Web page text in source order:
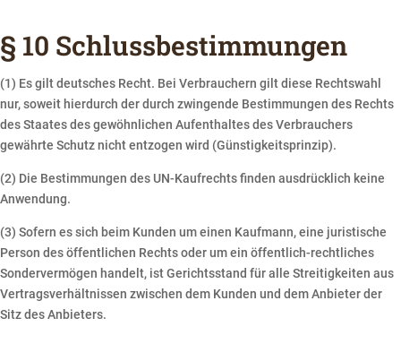
§ 10 Schlussbestimmungen
(1) Es gilt deutsches Recht. Bei Verbrauchern gilt diese Rechtswahl
nur, soweit hierdurch der durch zwingende Bestimmungen des Rechts
des Staates des gewöhnlichen Aufenthaltes des Verbrauchers
gewährte Schutz nicht entzogen wird (Günstigkeitsprinzip).
(2) Die Bestimmungen des UN-Kaufrechts finden ausdrücklich keine
Anwendung.
(3) Sofern es sich beim Kunden um einen Kaufmann, eine juristische
Person des öffentlichen Rechts oder um ein öffentlich-rechtliches
Sondervermögen handelt, ist Gerichtsstand für alle Streitigkeiten aus
Vertragsverhältnissen zwischen dem Kunden und dem Anbieter der
Sitz des Anbieters.